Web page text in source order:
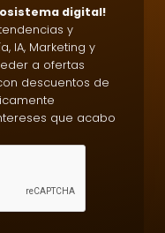
digital!
y
IA, Marketing y
a ofertas
descuentos de
que acabo